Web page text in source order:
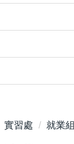
實習處 就業組